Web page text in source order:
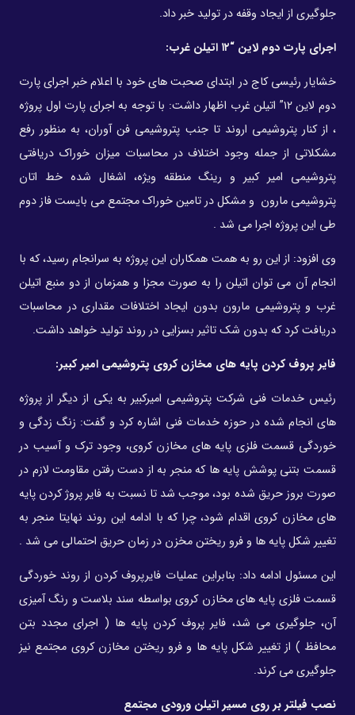
جلوگیری از ایجاد وقفه در تولید خبر داد.
اجرای پارت دوم لاین “۱۲ اتیلن غرب:
خشایار رئیسی کاج در ابتدای صحبت های خود با اعلام خبر اجرای پارت
دوم لاین ۱۲” اتیلن غرب اظهار داشت: با توجه به اجرای پارت اول پروژه
، از کنار پتروشیمی اروند تا جنب پتروشیمی فن آوران، به منظور رفع
مشکلاتی از جمله وجود اختلاف در محاسبات میزان خوراک دریافتی
پتروشیمی امیر کبیر و رینگ منطقه ویژه، اشغال شده خط اتان
پتروشیمی مارون و مشکل در تامین خوراک مجتمع می بایست فاز دوم
طی این پروژه اجرا می شد .
وی افزود: از این رو به همت همکاران این پروژه به سرانجام رسید، که با
انجام آن می توان اتیلن را به صورت مجزا و همزمان از دو منبع اتیلن
غرب و پتروشیمی مارون بدون ایجاد اختلافات مقداری در محاسبات
دریافت کرد که بدون شک تاثیر بسزایی در روند تولید خواهد داشت.
فایر پروف کردن پایه های مخازن کروی پتروشیمی امیر کبیر:
رئیس خدمات فنی شرکت پتروشیمی امیرکبیر به یکی از دیگر از پروژه
های انجام شده در حوزه خدمات فنی اشاره کرد و گفت: زنگ زدگی و
خوردگی قسمت فلزی پایه های مخازن کروی، وجود ترک و آسیب در
قسمت بتنی پوشش پایه ها که منجر به از دست رفتن مقاومت لازم در
صورت بروز حریق شده بود، موجب شد تا نسبت به فایر پروژ کردن پایه
های مخازن کروی اقدام شود، چرا که با ادامه این روند نهایتا منجر به
تغییر شکل پایه ها و فرو ریختن مخزن در زمان حریق احتمالی می شد .
این مسئول ادامه داد: بنابراین عملیات فایرپروف کردن از روند خوردگی
قسمت فلزی پایه های مخازن کروی بواسطه سند بلاست و رنگ آمیزی
آن، جلوگیری می شد، فایر پروف کردن پایه ها ( اجرای مجدد بتن
محافظ ) از تغییر شکل پایه ها و فرو ریختن مخازن کروی مجتمع نیز
جلوگیری می کرند.
نصب فیلتر بر روی مسیر اتیلن ورودی مجتمع